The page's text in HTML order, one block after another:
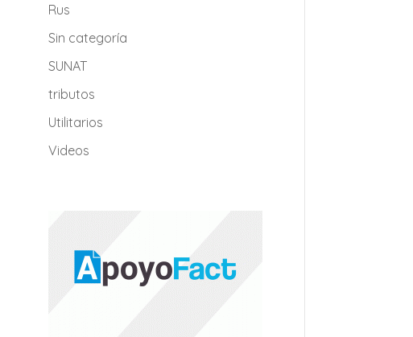
Rus
Sin categoría
SUNAT
tributos
Utilitarios
Videos